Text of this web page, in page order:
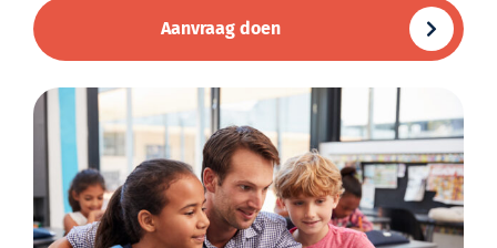
Aanvraag doen